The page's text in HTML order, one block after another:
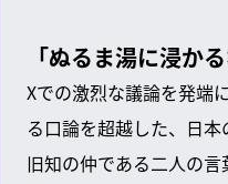
「ぬるま湯に浸か
Xでの激烈な議論を発端
る口論を超越した、日本
旧知の仲である二人の